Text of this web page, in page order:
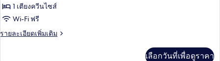
Queen
Room
1 เตียงควีนไซส์
Wi-Fi ฟรี
รายละเอียดเพิ่มเติม
ราย
เลือกวันที่เพื่อดูราคา